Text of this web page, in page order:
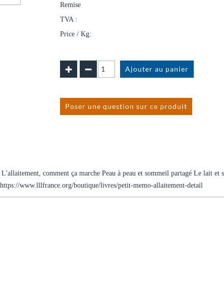
Remise
TVA :
Price / Kg:
Poser une question sur ce produit
comment ça marche Peau à peau et sommeil partagé Le lait et
www.lllfrance.org/boutique/livres/petit-memo-allaitement-detail